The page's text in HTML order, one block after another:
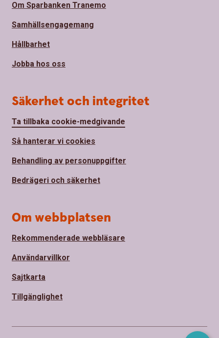
Om Sparbanken Tranemo
Samhällsengagemang
Hållbarhet
Jobba hos oss
Säkerhet och integritet
Ta tillbaka cookie-medgivande
Så hanterar vi cookies
Behandling av personuppgifter
Bedrägeri och säkerhet
Om webbplatsen
Rekommenderade webbläsare
Användarvillkor
Sajtkarta
Tillgänglighet